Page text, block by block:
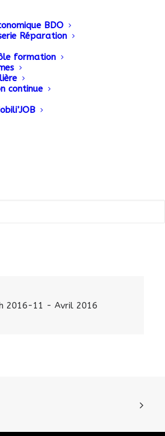
BDO
Réparation
formation
continue
à disposition des ses
une base documentaire
en permanence.
2016-11 - Avril 2016